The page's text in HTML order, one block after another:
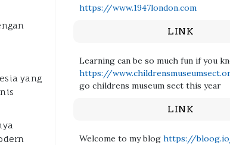
yang
https://www.1947london.com
LINK
Learning can be so much fun if you
https://
go childrens museum sect this year
LINK
Welcome to my blog https://